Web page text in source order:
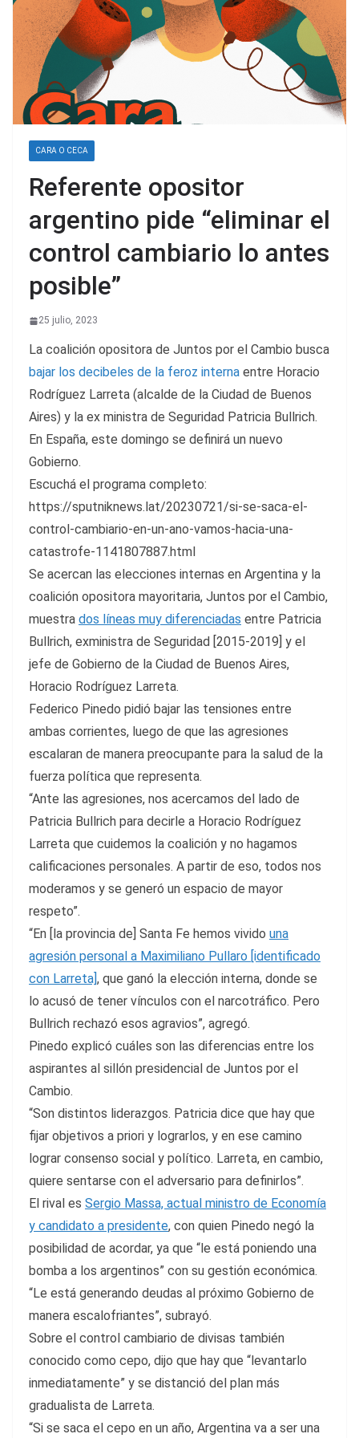
CARA O CECA
Referente opositor
argentino pide “eliminar el
control cambiario lo antes
posible”
25 julio, 2023
La coalición opositora de Juntos por el Cambio busca
bajar los decibeles de la feroz interna entre Horacio
Rodríguez Larreta (alcalde de la Ciudad de Buenos
Aires) y la ex ministra de Seguridad Patricia Bullrich.
En España, este domingo se definirá un nuevo
Gobierno.
Escuchá el programa completo:
https://sputniknews.lat/20230721/si-se-saca-el-
control-cambiario-en-un-ano-vamos-hacia-una-
catastrofe-1141807887.html
Se acercan las elecciones internas en Argentina y la
coalición opositora mayoritaria, Juntos por el Cambio,
muestra dos líneas muy diferenciadas entre Patricia
Bullrich, exministra de Seguridad [2015-2019] y el
jefe de Gobierno de la Ciudad de Buenos Aires,
Horacio Rodríguez Larreta.
Federico Pinedo pidió bajar las tensiones entre
ambas corrientes, luego de que las agresiones
escalaran de manera preocupante para la salud de la
fuerza política que representa.
“Ante las agresiones, nos acercamos del lado de
Patricia Bullrich para decirle a Horacio Rodríguez
Larreta que cuidemos la coalición y no hagamos
calificaciones personales. A partir de eso, todos nos
moderamos y se generó un espacio de mayor
respeto”.
“En [la provincia de] Santa Fe hemos vivido una
agresión personal a Maximiliano Pullaro [identificado
con Larreta] , que ganó la elección interna, donde se
lo acusó de tener vínculos con el narcotráfico. Pero
Bullrich rechazó esos agravios”, agregó.
Pinedo explicó cuáles son las diferencias entre los
aspirantes al sillón presidencial de Juntos por el
Cambio.
“Son distintos liderazgos. Patricia dice que hay que
fijar objetivos a priori y lograrlos, y en ese camino
lograr consenso social y político. Larreta, en cambio,
quiere sentarse con el adversario para definirlos”.
El rival es Sergio Massa, actual ministro de Economía
y candidato a presidente, con quien Pinedo negó la
posibilidad de acordar, ya que “le está poniendo una
bomba a los argentinos” con su gestión económica.
“Le está generando deudas al próximo Gobierno de
manera escalofriantes”, subrayó.
Sobre el control cambiario de divisas también
conocido como cepo, dijo que hay que “levantarlo
inmediatamente” y se distanció del plan más
gradualista de Larreta.
“Si se saca el cepo en un año, Argentina va a ser una